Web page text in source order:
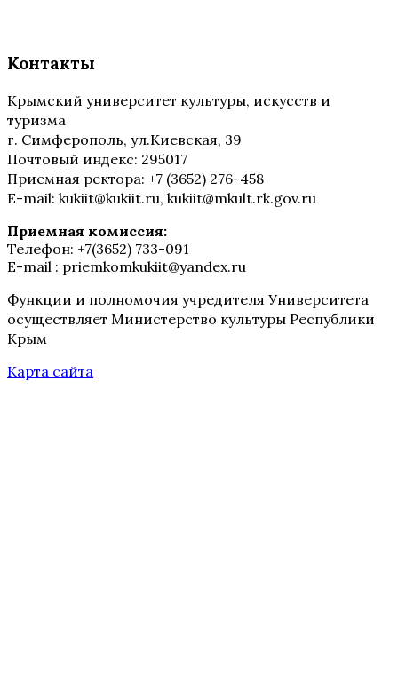
Контакты
Крымский университет культуры, искусств и
туризма
г. Симферополь, ул.Киевская, 39
Почтовый индекс: 295017
Приемная ректора: +7 (3652) 276-458
E-mail: kukiit@kukiit.ru, kukiit@mkult.rk.gov.ru
Приемная комиссия:
Телефон: +7(3652) 733-091
E-mail : priemkomkukiit@yandex.ru
Функции и полномочия учредителя Университета
осуществляет Министерство культуры Республики
Крым
Карта сайта